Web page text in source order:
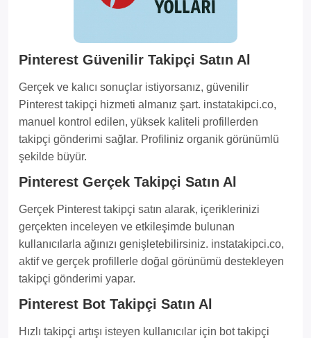
Pinterest Güvenilir Takipçi Satın Al
Gerçek ve kalıcı sonuçlar istiyorsanız, güvenilir
Pinterest takipçi hizmeti almanız şart. instatakipci.co,
manuel kontrol edilen, yüksek kaliteli profillerden
takipçi gönderimi sağlar. Profiliniz organik görünümlü
şekilde büyür.
Pinterest Gerçek Takipçi Satın Al
Gerçek Pinterest takipçi satın alarak, içeriklerinizi
gerçekten inceleyen ve etkileşimde bulunan
kullanıcılarla ağınızı genişletebilirsiniz. instatakipci.co,
aktif ve gerçek profillerle doğal görünümü destekleyen
takipçi gönderimi yapar.
Pinterest Bot Takipçi Satın Al
Hızlı takipçi artışı isteyen kullanıcılar için bot takipçi